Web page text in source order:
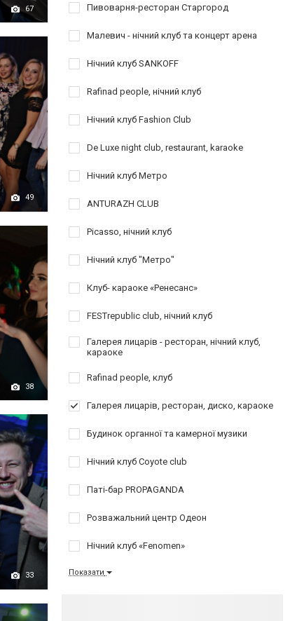
67
49
38
33
Пивоварня-ресторан Старгород
Малевич - нічний клуб та концерт арена
Нічний клуб SANKOFF
Rafinad people, нічний клуб
Нічний клуб Fashion Club
De Luxe night club, restaurant, karaoke
Нічний клуб Метро
ANTURAZH CLUB
Picasso, нічний клуб
Нічний клуб "Метро"
Клуб- караоке «Ренесанс»
FESTrepublic club, нічний клуб
Галерея лицарів - ресторан, нічний клуб,
караоке
Rafinad people, клуб
Галерея лицарів, ресторан, диско, караоке
Будинок органної та камерної музики
Нічний клуб Coyote club
Паті-бар PROPAGANDA
Розважальний центр Одеон
Нічний клуб «Fenomen»
Показати